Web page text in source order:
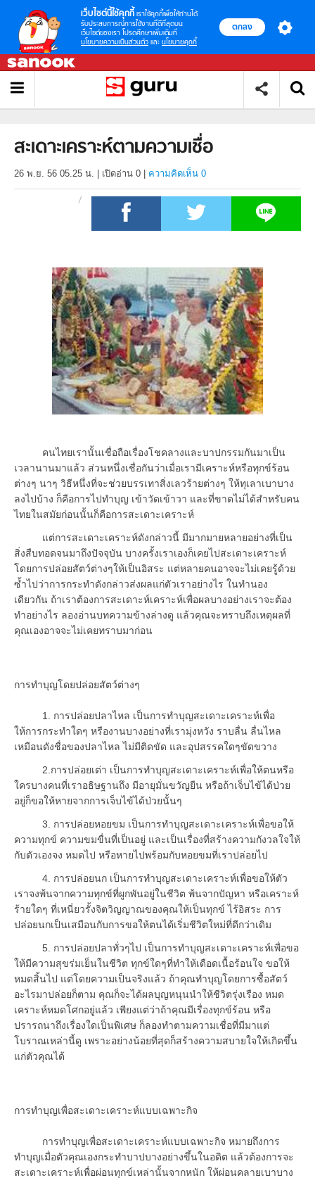
เว็บไซต์นี้ใช้คุกกี้ เราใช้คุกกี้เพื่อให้ท่านได้
รับประสบการณ์การใช้งานที่ดีที่สุดบน
เว็บไซต์ของเรา โปรดศึกษาเพิ่มเติมที่
นโยบายความเป็นส่วนตัว และ นโยบายคุกกี้
ตกลง
สะเดาะเคราะห์ตามความเชื่อ
26 พ.ย. 56 05.25 น. เปิดอ่าน 0 ความคิดเห็น 0
คนไทยเรานั้นเชื่อถือเรื่องโชคลางและบาปกรรมกันมาเป็น
เวลานานมาแล้ว ส่วนหนึ่งเชื่อกันว่าเมื่อเรามีเคราะห์หรือทุกข์ร้อน
ต่างๆ นาๆ วิธีหนึ่งที่จะช่วยบรรเทาสิ่งเลวร้ายต่างๆ ให้ทุเลาเบาบาง
ลงไปบ้าง ก็คือการไปทำบุญ เข้าวัดเข้าวา และที่ขาดไม่ได้สำหรับคน
ไทยในสมัยก่อนนั้นก็คือการสะเดาะเคราะห์
แต่การสะเดาะเคราะห์ดังกล่าวนี้ มีมากมายหลายอย่างที่เป็น
สิ่งสืบทอดจนมาถึงปัจจุบัน บางครั้งเราเองก็เคยไปสะเดาะเคราะห์
โดยการปล่อยสัตว์ต่างๆให้เป็นอิสระ แต่หลายคนอาจจะไม่เคยรู้ด้วย
ซ้ำไปว่าการกระทำดังกล่าวส่งผลแก่ตัวเราอย่างไร ในทำนอง
เดียวกัน ถ้าเราต้องการสะเดาะห์เคราะห์เพื่อผลบางอย่างเราจะต้อง
ทำอย่างไร ลองอ่านบทความข้างล่างดู แล้วคุณจะทราบถึงเหตุผลที่
คุณเองอาจจะไม่เคยทราบมาก่อน
การทำบุญโดยปล่อยสัตว์ต่างๆ
1. การปล่อยปลาไหล เป็นการทำบุญสะเดาะเคราะห์เพื่อ
ให้การกระทำใดๆ หรืองานบางอย่างที่เรามุ่งหวัง ราบลื่น ลื่นไหล
เหมือนดังชื่อของปลาไหล ไม่มีติดขัด และอุปสรรคใดๆขัดขวาง
2.การปล่อยเต่า เป็นการทำบุญสะเดาะเคราะห์เพื่อให้ตนหรือ
ใครบางคนที่เราอธิษฐานถึง มีอายุมั่นขวัญยืน หรือถ้าเจ็บไข้ได้ป่วย
อยู่ก็ขอให้หายจากการเจ็บไข้ได้ป่วยนั้นๆ
3. การปล่อยหอยขม เป็นการทำบุญสะเดาะเคราะห์เพื่อขอให้
ความทุกข์ ความขมขื่นที่เป็นอยู่ และเป็นเรื่องที่สร้างความกังวลใจให้
กับตัวเองจง หมดไป หรือหายไปพร้อมกับหอยขมที่เราปล่อยไป
4. การปล่อยนก เป็นการทำบุญสะเดาะเคราะห์เพื่อขอให้ตัว
เราจงพ้นจากความทุกข์ที่ผูกพันอยู่ในชีวิต พ้นจากปัญหา หรือเคราะห์
ร้ายใดๆ ที่เหนี่ยวรั้งจิตวิญญาณของคุณให้เป็นทุกข์ ไร้อิสระ การ
ปล่อยนกเป็นเสมือนกับการขอให้ตนได้เริ่มชีวิตใหม่ที่ดีกว่าเดิม
5. การปล่อยปลาทั่วๆไป เป็นการทำบุญสะเดาะเคราะห์เพื่อขอ
ให้มีความสุขร่มเย็นในชีวิต ทุกข์ใดๆที่ทำให้เดือดเนื้อร้อนใจ ขอให้
หมดสิ้นไป แต่โดยความเป็นจริงแล้ว ถ้าคุณทำบุญโดยการซื้อสัตว์
อะไรมาปล่อยก็ตาม คุณก็จะได้ผลบุญหนุนนำให้ชีวิตรุ่งเรือง หมด
เคราะห์หมดโศกอยู่แล้ว เพียงแต่ว่าถ้าคุณมีเรื่องทุกข์ร้อน หรือ
ปรารถนาถึงเรื่องใดเป็นพิเศษ ก็ลองทำตามความเชื่อที่มีมาแต่
โบราณเหล่านี้ดู เพราะอย่างน้อยที่สุดก็สร้างความสบายใจให้เกิดขึ้น
แก่ตัวคุณได้
การทำบุญเพื่อสะเดาะเคราะห์แบบเฉพาะกิจ
การทำบุญเพื่อสะเดาะเคราะห์แบบเฉพาะกิจ หมายถึงการ
ทำบุญเมื่อตัวคุณเองกระทำบาปบางอย่างขึ้นในอดิต แล้วต้องการจะ
สะเดาะเคราะห์เพื่อผ่อนทุกข์เหล่านั้นจากหนัก ให้ผ่อนคลายเบาบาง